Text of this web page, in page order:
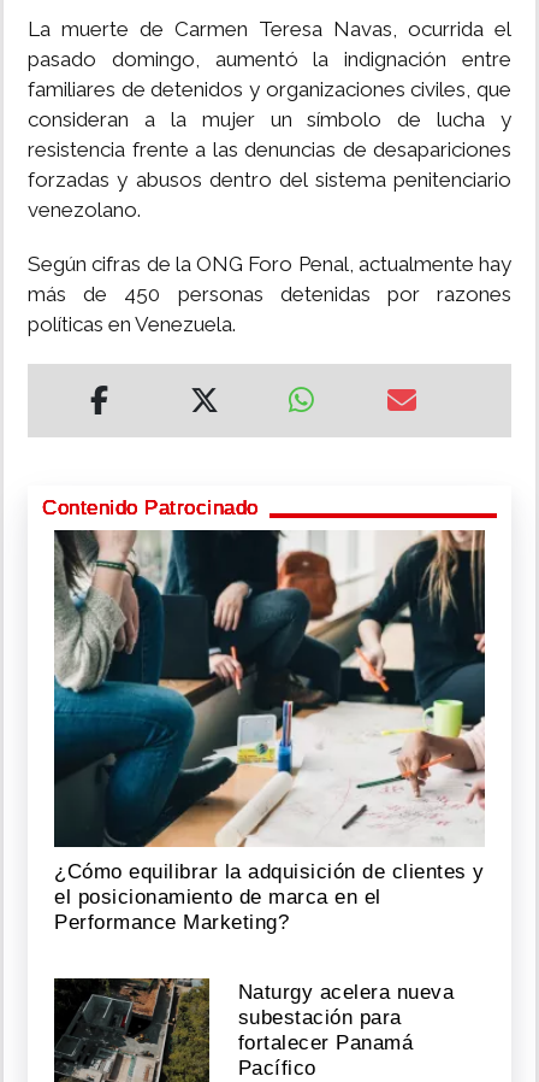
La muerte de Carmen Teresa Navas, ocurrida el
pasado domingo, aumentó la indignación entre
familiares de detenidos y organizaciones civiles, que
consideran a la mujer un símbolo de lucha y
resistencia frente a las denuncias de desapariciones
forzadas y abusos dentro del sistema penitenciario
venezolano.
Según cifras de la ONG Foro Penal, actualmente hay
más de 450 personas detenidas por razones
políticas en Venezuela.
Contenido Patrocinado
¿Cómo equilibrar la adquisición de clientes y
el posicionamiento de marca en el
Performance Marketing?
Naturgy acelera nueva
subestación para
fortalecer Panamá
Pacífico